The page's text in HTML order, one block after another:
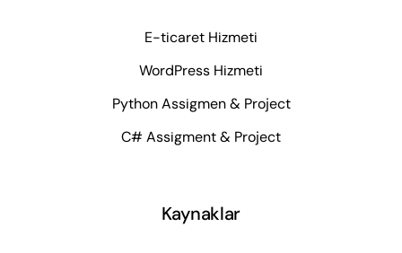
E-ticaret Hizmeti
WordPress Hizmeti
Python Assigmen & Project
C# Assigment & Project
Kaynaklar